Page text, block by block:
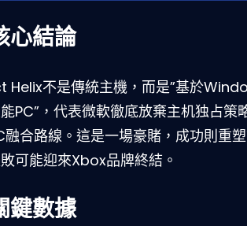
心結論
Helix不是傳統主機，而是”基於
PC”，代表微軟徹底放棄主机独占策
融合路線。這是一場豪賭，成功則重
可能迎來Xbox品牌終結。
鍵數據